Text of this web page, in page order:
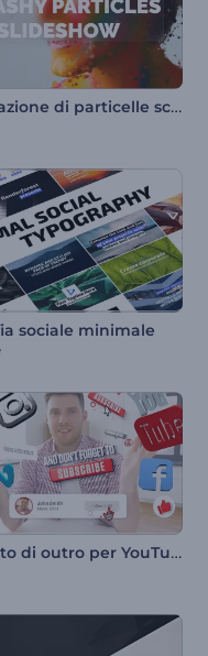
Presentazione di particelle schizzi
sociale minimale
Pacchetto di outro per YouTube